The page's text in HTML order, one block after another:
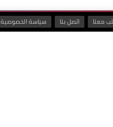
معنا اتصل بنا سياسة الخصوصية